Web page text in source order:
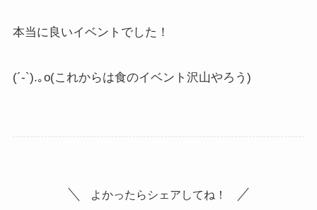
本当に良いイベントでした！
(´-`).｡o(これからは食のイベント沢山やろう)
よかったらシェアしてね！